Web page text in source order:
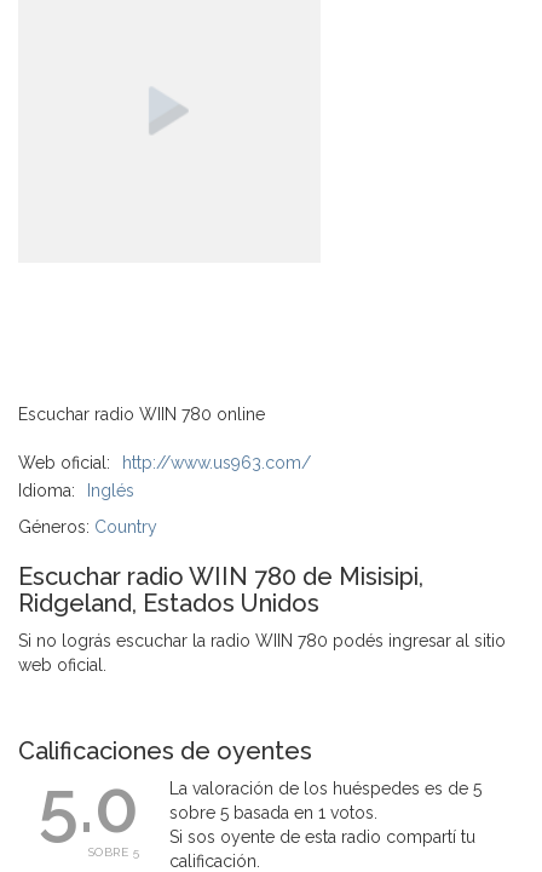
Escuchar radio WIIN 780 online
Web oficial:
http://www.us963.com/
Idioma:
Inglés
Géneros: Country
Escuchar radio WIIN 780 de Misisipi,
Ridgeland, Estados Unidos
Si no lográs escuchar la radio WIIN 780 podés ingresar al sitio
web oficial.
Calificaciones de oyentes
5.0
SOBRE 5
La valoración de los huéspedes es de 5
sobre 5 basada en 1 votos.
Si sos oyente de esta radio compartí tu
calificación.